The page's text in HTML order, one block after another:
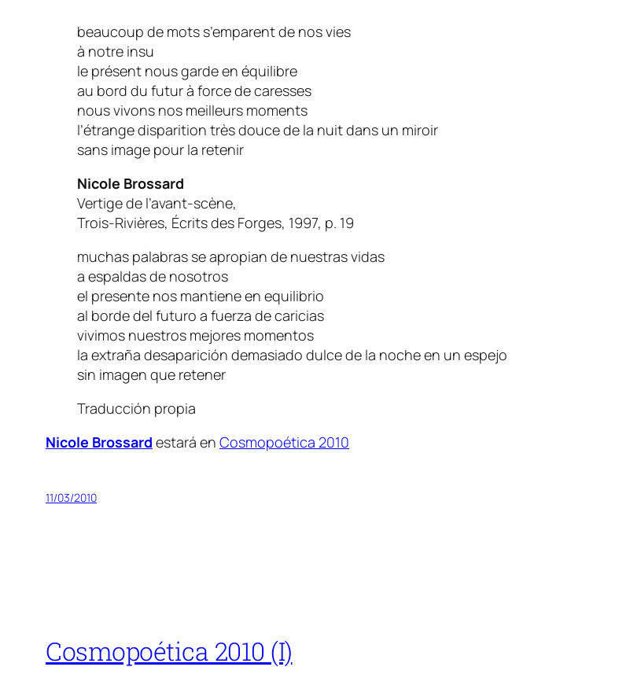
beaucoup de mots s’emparent de nos vies
à notre insu
le présent nous garde en équilibre
au bord du futur à force de caresses
nous vivons nos meilleurs moments
l’étrange disparition très douce de la nuit dans un miroir
sans image pour la retenir
Nicole Brossard
Vertige de l’avant-scène,
Trois-Rivières, Écrits des Forges, 1997, p. 19
muchas palabras se apropian de nuestras vidas
a espaldas de nosotros
el presente nos mantiene en equilibrio
al borde del futuro a fuerza de caricias
vivimos nuestros mejores momentos
la extraña desaparición demasiado dulce de la noche en un espejo
sin imagen que retener
Traducción propia
Nicole Brossard estará en Cosmopoética 2010
11/03/2010
Cosmopoética 2010 (I)